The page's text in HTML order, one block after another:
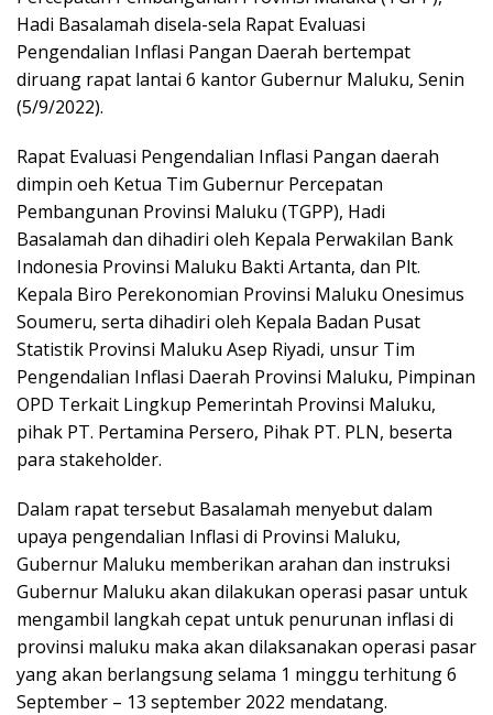
Hadi Basalamah disela-sela Rapat Evaluasi
Pengendalian Inflasi Pangan Daerah bertempat
diruang rapat lantai 6 kantor Gubernur Maluku, Senin
(5/9/2022).
Rapat Evaluasi Pengendalian Inflasi Pangan daerah
dimpin oeh Ketua Tim Gubernur Percepatan
Pembangunan Provinsi Maluku (TGPP), Hadi
Basalamah dan dihadiri oleh Kepala Perwakilan Bank
Indonesia Provinsi Maluku Bakti Artanta, dan Plt.
Kepala Biro Perekonomian Provinsi Maluku Onesimus
Soumeru, serta dihadiri oleh Kepala Badan Pusat
Statistik Provinsi Maluku Asep Riyadi, unsur Tim
Pengendalian Inflasi Daerah Provinsi Maluku, Pimpinan
OPD Terkait Lingkup Pemerintah Provinsi Maluku,
pihak PT. Pertamina Persero, Pihak PT. PLN, beserta
para stakeholder.
Dalam rapat tersebut Basalamah menyebut dalam
upaya pengendalian Inflasi di Provinsi Maluku,
Gubernur Maluku memberikan arahan dan instruksi
Gubernur Maluku akan dilakukan operasi pasar untuk
mengambil langkah cepat untuk penurunan inflasi di
provinsi maluku maka akan dilaksanakan operasi pasar
yang akan berlangsung selama 1 minggu terhitung 6
September – 13 september 2022 mendatang.